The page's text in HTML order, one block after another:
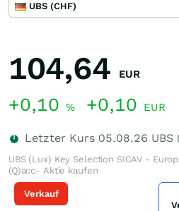
UBS (CHF)
104,64 EUR
+0,10 % +0,10 EUR
Letzter Kurs 05.08.26 UBS
UBS (Lux) Key Selection SICAV -
(Q)acc- Aktie kaufen
Verkauf